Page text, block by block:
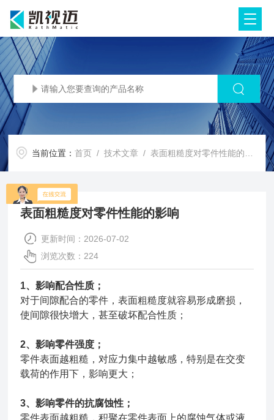
当前位置：首页 /技术文章 / 表面粗糙度对零件性能的影响
表面粗糙度对零件性能的影响
更新时间：2026-07-02
浏览次数：224
1、影响配合性质；
对于间隙配合的零件，表面粗糙度就容易形成磨损，
使间隙很快增大，甚至破坏配合性质；
2、影响零件强度；
零件表面越粗糙，对应力集中越敏感，特别是在交变
载荷的作用下，影响更大；
3、影响零件的抗腐蚀性；
零件表面越粗糙，积聚在零件表面上的腐蚀气体或液